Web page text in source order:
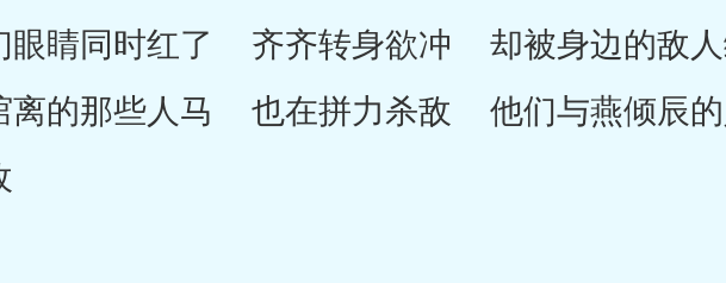
眼睛同时红了 齐齐转身欲冲 却被身边的敌
离的那些人马 也在拼力杀敌 他们与燕倾辰